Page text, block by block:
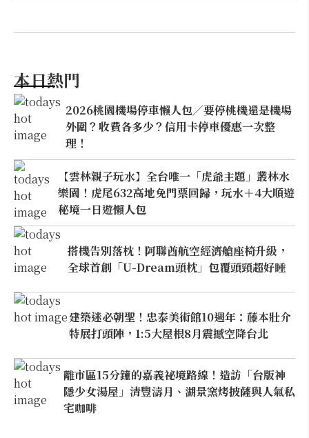
本日熱門
2026桃園機場停車懶人包／要停桃機還是機場
外圍？收費各多少？信用卡停車優惠一次整
理！
【雲林親子玩水】全台唯一「虎爺主題」叢林水
樂園！虎尾632高地免門票回歸，玩水＋4大順遊
秘境一日遊懶人包
搭機告別落枕！阿聯酋航空經濟艙座椅升級，
全球首創「U-Dream頭枕」包覆頭頸超好睡
建築迷必朝聖！忠泰美術館10週年：藤本壯介
特展打頭陣，1:5大屋根8月震撼空降台北
離市區15分鐘的嘉義祕境路線！造訪「台版神
隱少女湯屋」清豐濤月、湖景窯烤披薩與人氣私
宅咖啡